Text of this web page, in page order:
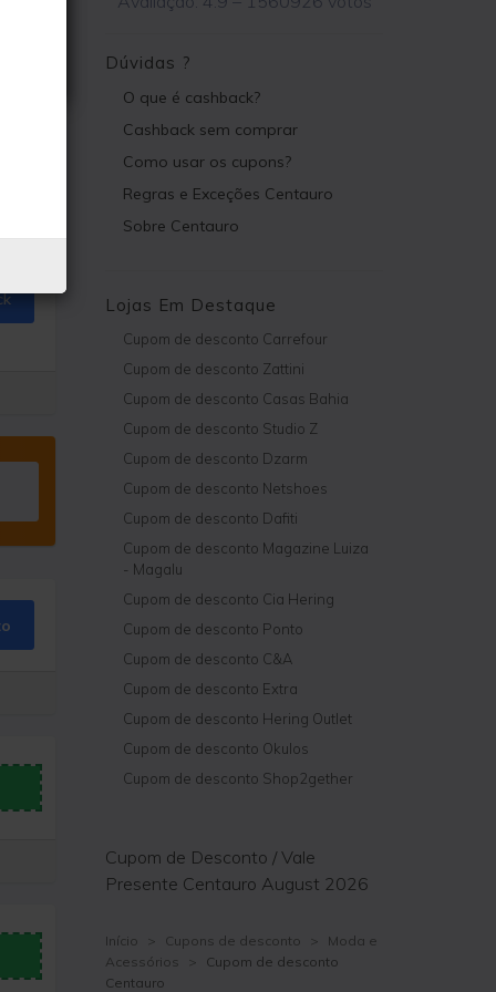
Dúvidas ?
O que é cashback?
Cashback sem comprar
Como usar os cupons?
Regras e Exceções Centauro
Sobre Centauro
Lojas Em Destaque
Cupom de desconto Carrefour
Cupom de desconto Zattini
Cupom de desconto Casas Bahia
Cupom de desconto Studio Z
Cupom de desconto Dzarm
Cupom de desconto Netshoes
Cupom de desconto Dafiti
Cupom de desconto Magazine Luiza
- Magalu
Cupom de desconto Cia Hering
Cupom de desconto Ponto
Cupom de desconto C&A
Cupom de desconto Extra
Cupom de desconto Hering Outlet
Cupom de desconto Okulos
Cupom de desconto Shop2gether
Cupom de Desconto / Vale
Presente Centauro August 2026
Início > Cupons de desconto >
Moda e
Acessórios
>
Cupom de desconto
Centauro